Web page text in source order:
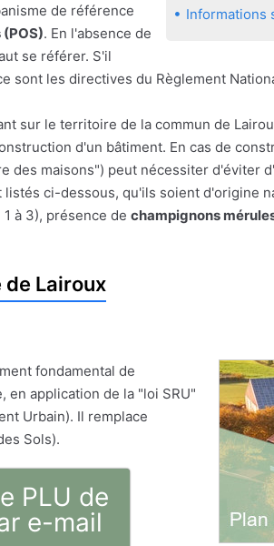
Informations
de référence
. En l'absence de
se référer. S'il
sont les directives du Règlement
sur le territoire de la commun de
d'un bâtiment. En cas de
des maisons") peut nécessiter d'éviter
ci-dessous, qu'ils soient d'origine
à 3), présence de champignons
de Lairoux
fondamental de
application de la "loi SRU"
Urbain). Il remplace
Sols).
PLU de
e-mail